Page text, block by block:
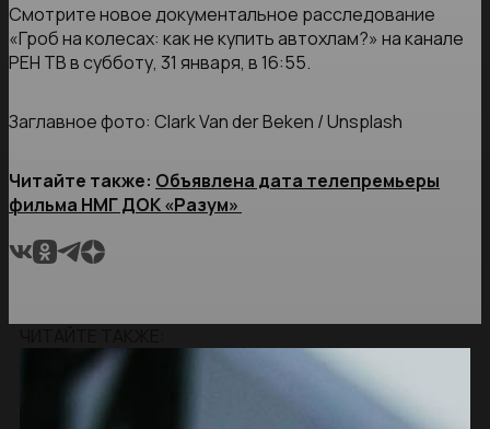
Смотрите новое документальное расследование
«Гроб на колесах: как не купить автохлам?» на канале
РЕН ТВ в субботу, 31 января, в 16:55.
Заглавное фото: Clark Van der Beken / Unsplash
Читайте также: Объявлена дата телепремьеры
фильма НМГ ДОК «Разум»